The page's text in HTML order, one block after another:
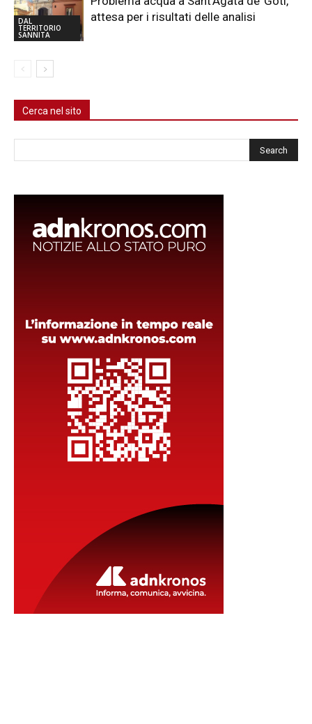
DAL
TERRITORIO
SANNITA
attesa per i risultati delle analisi
Cerca nel sito